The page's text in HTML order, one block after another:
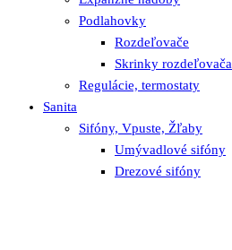
Podlahovky
Rozdeľovače
Skrinky rozdeľovača
Regulácie, termostaty
Sanita
Sifóny, Vpuste, Žľaby
Umývadlové sifóny
Drezové sifóny